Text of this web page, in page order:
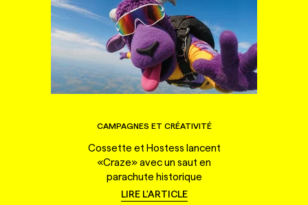
CAMPAGNES ET CRÉATIVITÉ
Cossette et Hostess lancent
«Craze» avec un saut en
parachute historique
LIRE L'ARTICLE